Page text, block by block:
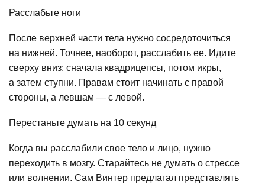
Расслабьте ноги
После верхней части тела нужно сосредоточиться
на нижней. Точнее, наоборот, расслабить ее. Идите
сверху вниз: сначала квадрицепсы, потом икры,
а затем ступни. Правам стоит начинать с правой
стороны, а левшам — с левой.
Перестаньте думать на 10 секунд
Когда вы расслабили свое тело и лицо, нужно
переходить в мозгу. Старайтесь не думать о стрессе
или волнении. Сам Винтер предлагал представлять